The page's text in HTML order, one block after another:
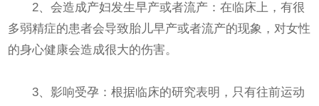
2、会造成产妇发生早产或者流产：在临床上，有很
多弱精症的患者会导致胎儿早产或者流产的现象，对女性
的身心健康会造成很大的伤害。
3、影响受孕：根据临床的研究表明，只有往前运动